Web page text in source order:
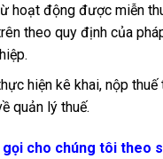
hoạt động được miễn
theo quy định của
hiện kê khai, nộp
quản lý thuế.
gọi cho chúng tôi theo